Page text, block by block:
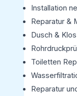
Installation
Reparatur &
Dusch & Klos
Toiletten
Reparatur